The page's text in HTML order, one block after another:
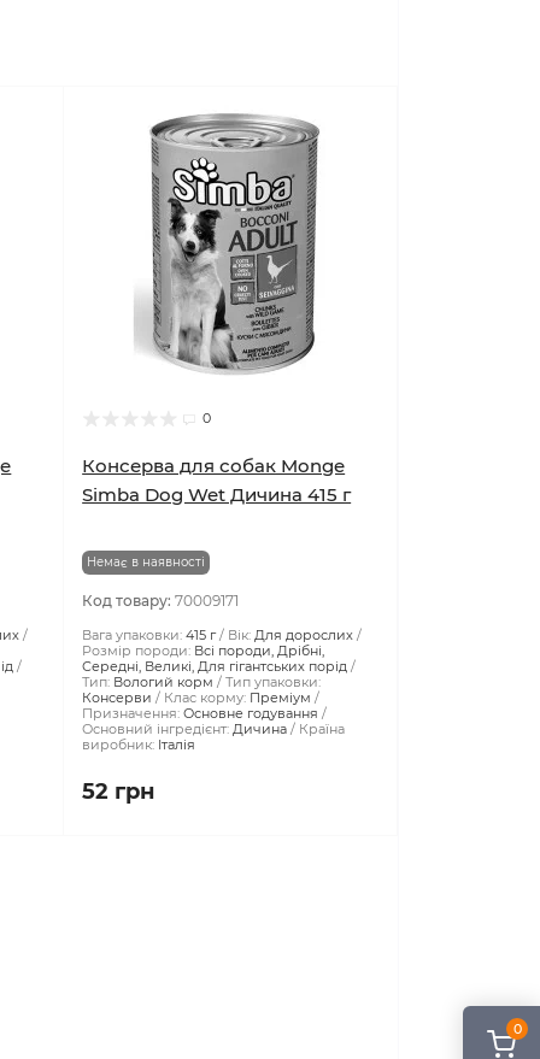
0
0
Консерва для собак Monge
Simba Dog Wet Дичина 415 г
Немає в наявності
Код товару:70009171
Вага упаковки: 415 г Вік: Для дорослих
Розмір породи: Всі породи, Дрібні,
Середні, Великі, Для гігантських порід
Тип: Вологий корм
Тип упаковки:
Консерви
Клас корму: Преміум
Призначення: Основне годування
Основний інгредієнт: Дичина
Країна
виробник: Італія
52 грн